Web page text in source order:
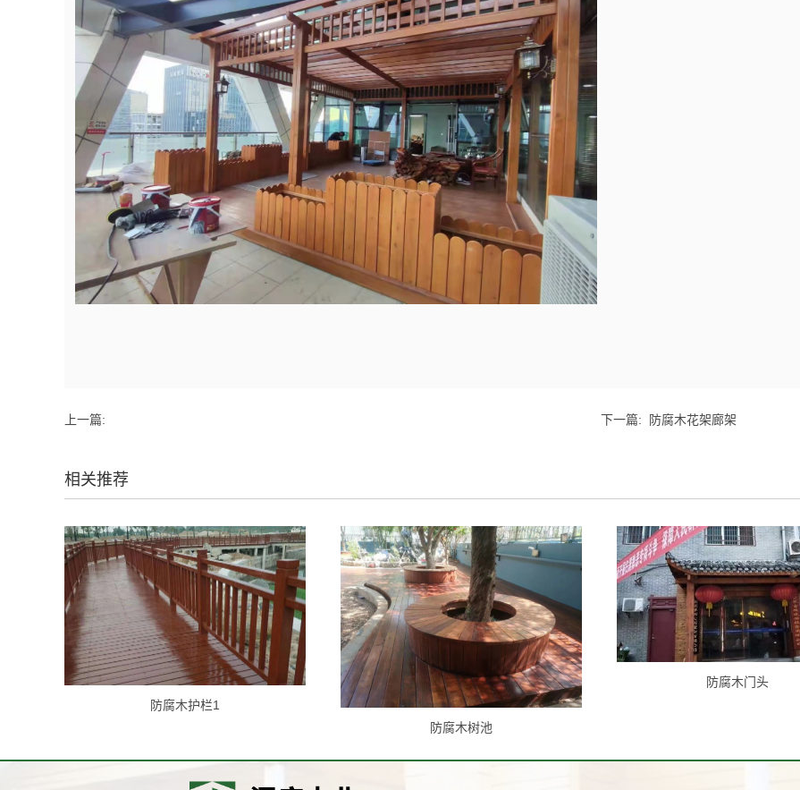
上一篇: 下一篇: 防腐木花架廊架
相关推荐
防腐木护栏1
防腐木树池
防腐木门头